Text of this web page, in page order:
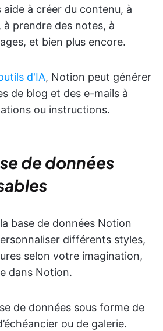
aide à créer du contenu, à
prendre des notes, à
et bien plus encore.
d'IA, Notion peut générer
de blog et des e-mails à
ou instructions.
de données
base de données Notion
différents styles,
selon votre imagination,
dans Notion.
de données sous forme de
ou de galerie.